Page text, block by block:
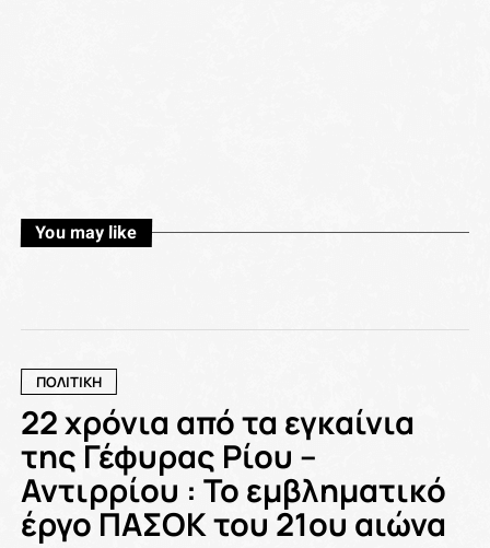
You may like
ΠΟΛΙΤΙΚΗ
22 χρόνια από τα εγκαίνια
της Γέφυρας Ρίου –
Αντιρρίου : Το εμβληματικό
έργο ΠΑΣΟΚ του 21ου αιώνα